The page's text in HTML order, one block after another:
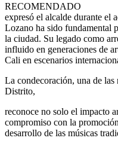
RECOMENDADO
expresó el alcalde durante el
Lozano ha sido fundamental
la ciudad. Su legado como
influido en generaciones de
Cali en escenarios
La condecoración, una de las
Distrito,
reconoce no solo el impacto
compromiso con la
desarrollo de las músicas